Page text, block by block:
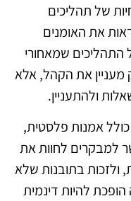
הדגמות חיות של תהליכים
את האומנים
שמאחורי
מעניין את הקהל, אלא
ולהתעניין.
כולל אמנות פלסטית,
למבקרים לחוות את
ולזכות בתובנות שלא
הופכת להיות דינמית